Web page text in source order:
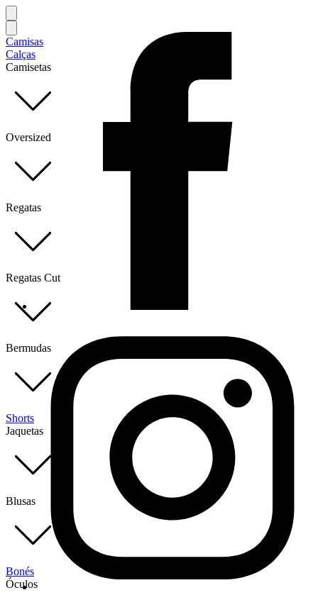
Camisas
Calças
Camisetas
Oversized
Regatas
Regatas Cut
Bermudas
Shorts
Jaquetas
Blusas
Bonés
Óculos